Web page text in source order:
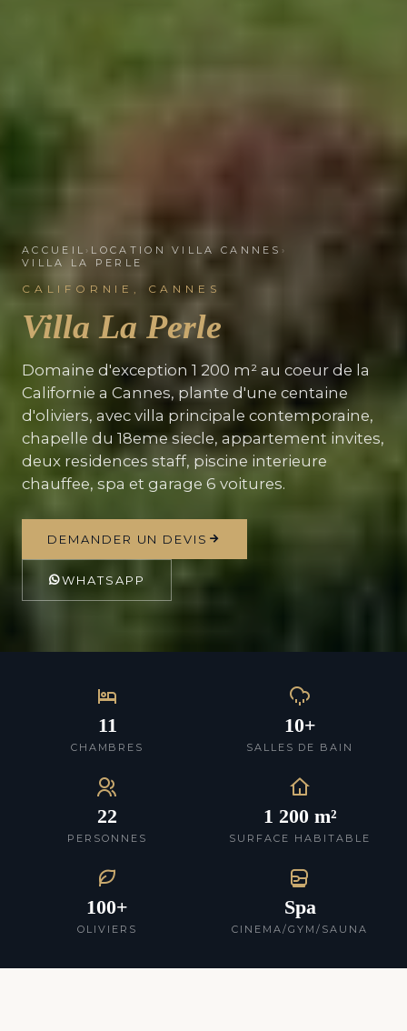
ACCUEIL › LOCATION VILLA CANNES ›
VILLA LA PERLE
CALIFORNIE, CANNES
Villa La Perle
Domaine d'exception 1 200 m² au coeur de la
Californie a Cannes, plante d'une centaine
d'oliviers, avec villa principale contemporaine,
chapelle du 18eme siecle, appartement invites,
deux residences staff, piscine interieure
chauffee, spa et garage 6 voitures.
DEMANDER UN DEVIS
WHATSAPP
11
CHAMBRES
10+
SALLES DE BAIN
22
PERSONNES
1 200 m²
SURFACE HABITABLE
100+
OLIVIERS
Spa
CINEMA/GYM/SAUNA